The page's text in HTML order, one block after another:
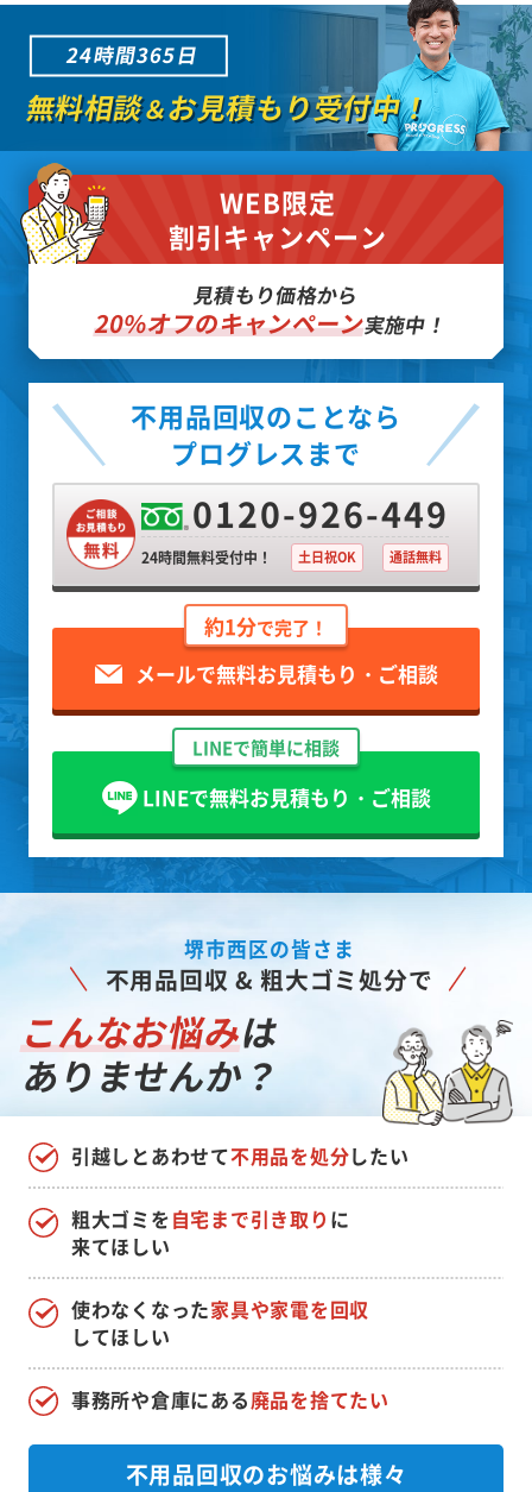
24時間365日
無料相談＆お見積もり受付中！
WEB限定
割引キャンペーン
見積もり価格から
20%オフのキャンペーン実施中！
不用品回収のことなら
プログレスまで
0120-926-449
24時間無料受付中！ 土日祝OK 通話無料
約1分で完了！
メールで無料お見積もり・ご相談
LINEで簡単に相談
LINEで無料お見積もり・ご相談
堺市西区の皆さま
不用品回収 & 粗大ゴミ処分で
こんなお悩みは
ありませんか？
引越しとあわせて不用品を処分したい
使わなくなった家具や家電を回収
してほしい
粗大ゴミを自宅まで引き取り に
来てほしい
事務所や倉庫にある廃品を捨てたい
不用品回収のお悩みは様々